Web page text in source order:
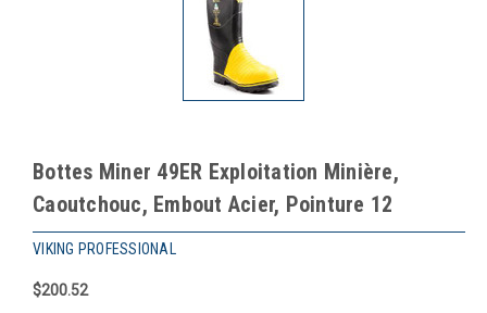
Bottes Miner 49ER Exploitation Minière,
Caoutchouc, Embout Acier, Pointure 12
VIKING PROFESSIONAL
$200.52